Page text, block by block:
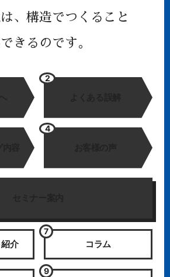
、 構造でつくること
きるのです。
2
4
介 コラム
7
9